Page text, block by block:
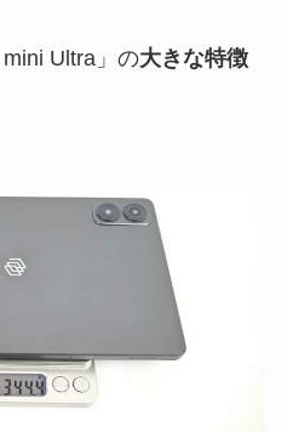
mini Ultra」の大きな特徴